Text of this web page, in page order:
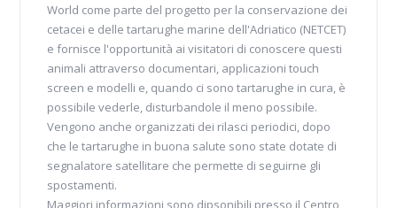
World come parte del progetto per la conservazione dei
cetacei e delle tartarughe marine dell'Adriatico (NETCET)
e fornisce l'opportunità ai visitatori di conoscere questi
animali attraverso documentari, applicazioni touch
screen e modelli e, quando ci sono tartarughe in cura, è
possibile vederle, disturbandole il meno possibile.
Vengono anche organizzati dei rilasci periodici, dopo
che le tartarughe in buona salute sono state dotate di
segnalatore satellitare che permette di seguirne gli
spostamenti.